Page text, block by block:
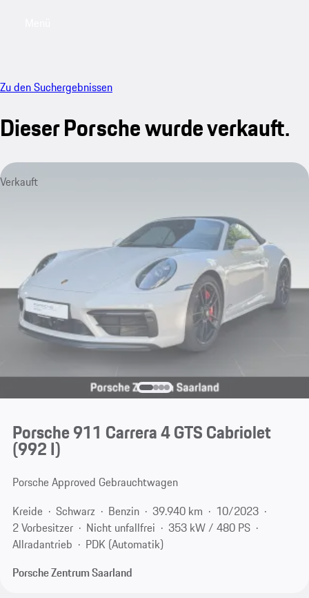
Zu den Suchergebnissen
Dieser Porsche wurde verkauft.
Verkauft
Porsche 911 Carrera 4 GTS Cabriolet
(992 I)
Porsche Approved Gebrauchtwagen
Kreide
Schwarz Benzin 39.940 km
10/2023
2 Vorbesitzer
Nicht unfallfrei
353 kW / 480 PS
Allradantrieb
PDK (Automatik)
Porsche Zentrum Saarland